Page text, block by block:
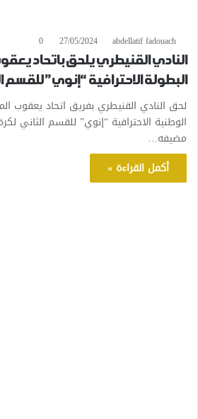
abdellatif fadouach
27/05/2024
0
النادي القنيطري يلحق باتحاد
البطولة الاحترافية “إنوي” للقسم
لحق النادي القنيطري بفريق اتحاد يعقوب
الوطنية الاحترافية “إنوي” للقسم الثاني
مضيفه…
أكمل القراءة »